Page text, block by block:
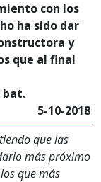
con los
ha sido dar
y
que al final
bat.
5-10-2018
que las
más próximo
que más